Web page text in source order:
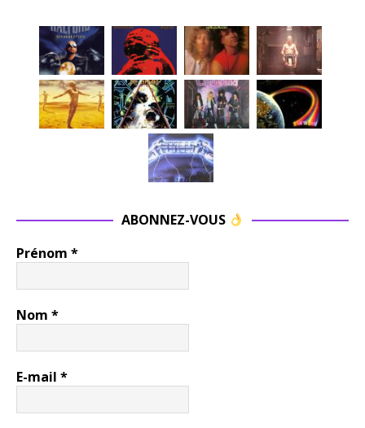
ABONNEZ-VOUS
Prénom *
Nom *
E-mail *